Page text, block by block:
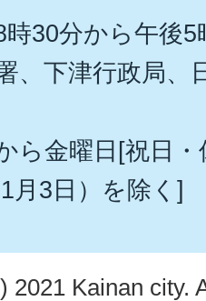
時30分から午後5
、下津行政局
ら金曜日[祝日
月3日）を除く]
2021 Kainan city.